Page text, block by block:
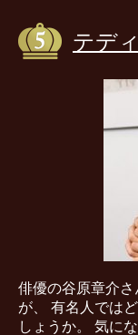
テデ
俳優の谷原章介
が、 有名人では
しょうか。 気に